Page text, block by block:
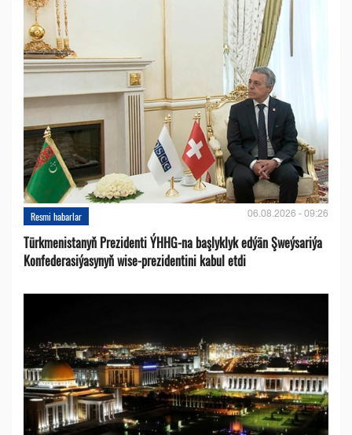
Resmi habarlar 06.08.2026 - 09:26
Türkmenistanyň Prezidenti ÝHHG-na başlyklyk edýän Şweýsariýa
Konfederasiýasynyň wise-prezidentini kabul etdi